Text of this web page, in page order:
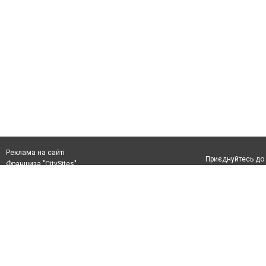
Реклама на сайті
Франшиза "CitySites"
Приєднуйтесь до